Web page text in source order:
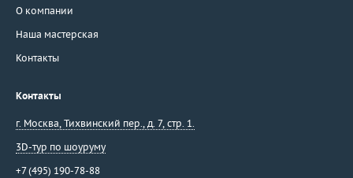
О компании
Наша мастерская
Контакты
Контакты
г. Москва, Тихвинский пер., д. 7, стр. 1.
3D-тур по шоуруму
+7 (495) 190-78-88